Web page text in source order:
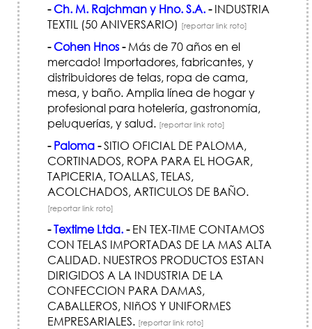
-Ch. M. Rajchman y Hno. S.A.-INDUSTRIA
TEXTIL (50 ANIVERSARIO) [reportar link roto]
-Cohen Hnos-Más de 70 años en el
mercado! Importadores, fabricantes, y
distribuidores de telas, ropa de cama,
mesa, y baño. Amplia línea de hogar y
profesional para hotelería, gastronomía,
peluquerías, y salud. [reportar link roto]
- Paloma-SITIO OFICIAL DE PALOMA,
CORTINADOS, ROPA PARA EL HOGAR,
TAPICERIA, TOALLAS, TELAS,
ACOLCHADOS, ARTICULOS DE BAÑO.
[reportar link roto]
-Textime Ltda.-EN TEX-TIME CONTAMOS
CON TELAS IMPORTADAS DE LA MAS ALTA
CALIDAD. NUESTROS PRODUCTOS ESTAN
DIRIGIDOS A LA INDUSTRIA DE LA
CONFECCION PARA DAMAS,
CABALLEROS, NIñOS Y UNIFORMES
EMPRESARIALES. [reportar link roto]